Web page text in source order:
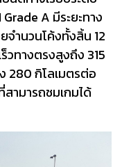
A มีระยะทาง
จำนวนโค้งทั้งสิ้น 12
วทางตรงสูงถึง 315
280 กิโลเมตรต่อ
ามารถชมเกมได้